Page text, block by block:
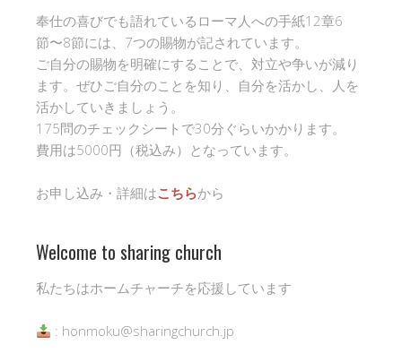
奉仕の喜びでも語れているローマ人への手紙12章6
節〜8節には、7つの賜物が記されています。
ご自分の賜物を明確にすることで、対立や争いが減り
ます。ぜひご自分のことを知り、自分を活かし、人を
活かしていきましょう。
175問のチェックシートで30分ぐらいかかります。
費用は5000円（税込み）となっています。
お申し込み・詳細はこちらから
Welcome to sharing church
私たちはホームチャーチを応援しています
: honmoku@sharingchurch.jp